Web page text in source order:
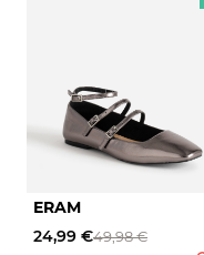
ERAM
24,99 €49,98 €